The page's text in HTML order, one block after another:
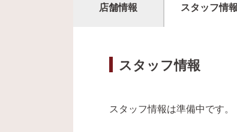
店舗情報 スタッフ情報
スタッフ情報
スタッフ情報は準備中です。